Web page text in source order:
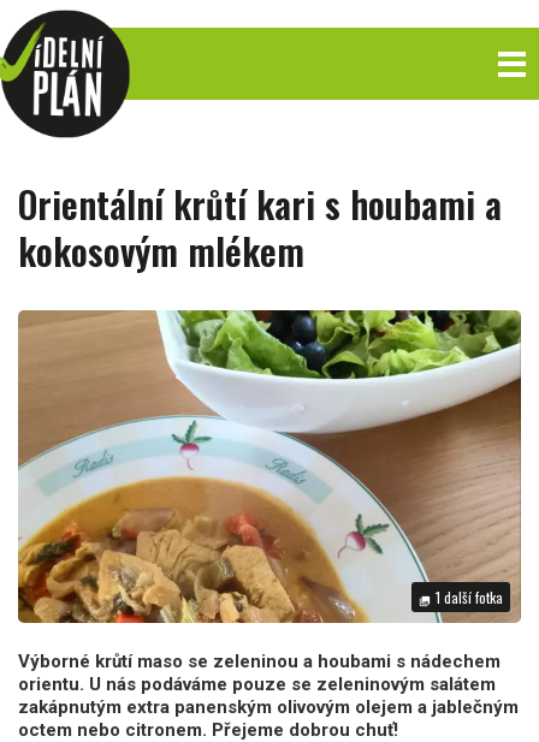
Orientální krůtí kari s houbami a
kokosovým mlékem
photo_library 1 další fotka
Výborné krůtí maso se zeleninou a houbami s nádechem
orientu. U nás podáváme pouze se zeleninovým salátem
zakápnutým extra panenským olivovým olejem a jablečným
octem nebo citronem. Přejeme dobrou chuť!